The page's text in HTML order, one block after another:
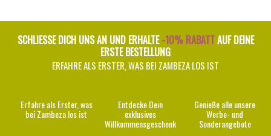
SCHLIESSE DICH UNS AN UND ERHALTE -10% RABATTAUF DEINE
ERSTE BESTELLUNG
ERFAHRE ALS ERSTER, WAS BEI ZAMBEZA LOS IST
Erfahre als Erster, was
bei Zambeza los ist
Entdecke Dein
exklusives
Willkommensgeschenk
Genieße alle unsere
Werbe- und
Sonderangebote